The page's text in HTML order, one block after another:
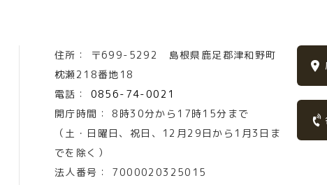
住所： 〒699-5292 島根県鹿足郡津和野町
枕瀬218番地18
電話：
0856-74-0021
開庁時間：
8時30分から17時15分まで
（土・日曜日、祝日、12月29日から1月3日ま
でを除く）
法人番号：
7000020325015